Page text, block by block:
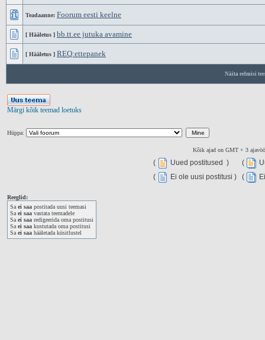
Teadaanne: Foorum eesti keelne
[ Hääletus ] bb.tt.ee jutuka avamine
[ Hääletus ] REQ:ettepanek
Näita eelmisi
Märgi kõik teemad loetuks
Hüppa:
Kõik ajad on GMT + 3
( Uued postitused ) (
(
Ei ole uusi postitusi ) (
Reeglid:
Sa ei saa postitada uusi teemasi
Sa ei saa vastata teemadele
Sa ei saa redigeerida oma postitusi
Sa ei saa kustutada oma postitusi
Sa ei saa hääletada küsitlustel